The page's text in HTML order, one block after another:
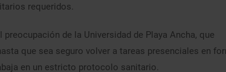
requeridos.
de la Universidad de Playa Ancha, que
que sea seguro volver a tareas presenciales en
en un estricto protocolo sanitario.